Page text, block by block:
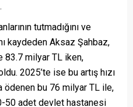
tutmadığını ve
kaydeden Aksaz Şahbaz,
83.7 milyar TL iken,
2025’te ise bu artış hızı
ödenen bu 76 milyar TL ile,
50 adet devlet hastanesi